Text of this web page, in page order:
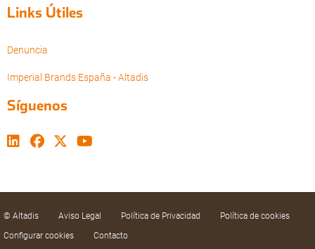
Links Útiles
Denuncia
Imperial Brands España - Altadis
Síguenos
© Altadis Aviso Legal Política de Privacidad
Política de cookies
Configurar cookies
Contacto